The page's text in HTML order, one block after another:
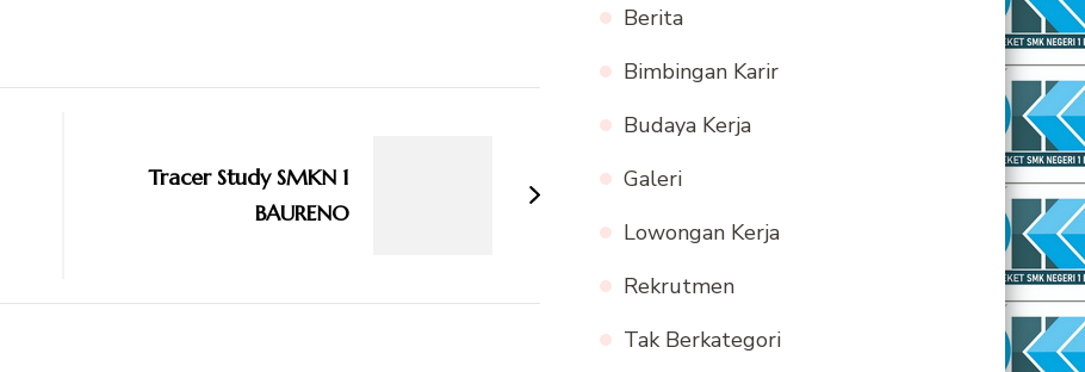
Tracer Study SMKN 1
BAURENO
Berita
Bimbingan Karir
Budaya Kerja
Galeri
Lowongan Kerja
Rekrutmen
Tak Berkategori